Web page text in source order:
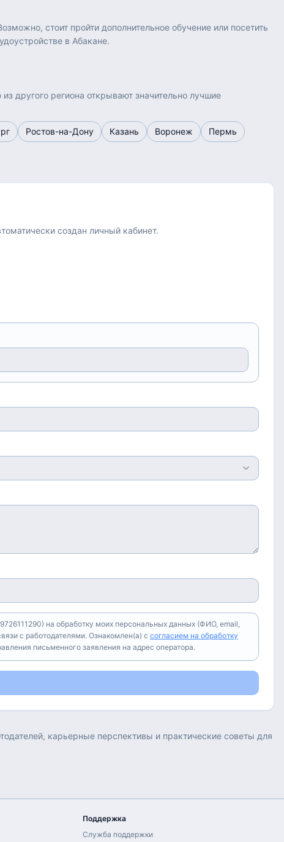
стоит пройти дополнительное обучение или посетить
в Абакане.
другого региона открывают значительно лучшие
Ростов-на-Дону Казань Воронеж
Пермь
создан личный кабинет.
на обработку моих персональных данных (ФИО, email,
с работодателями. Ознакомлен(а) с согласием на обработку
письменного заявления на адрес оператора.
карьерные перспективы и практические советы для
Поддержка
Служба поддержки